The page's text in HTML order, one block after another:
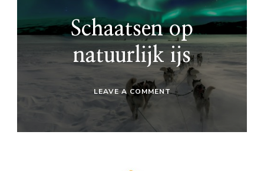
Schaatsen op
natuurlijk ijs
LEAVE A COMMENTON
SCHAATSEN
IJS